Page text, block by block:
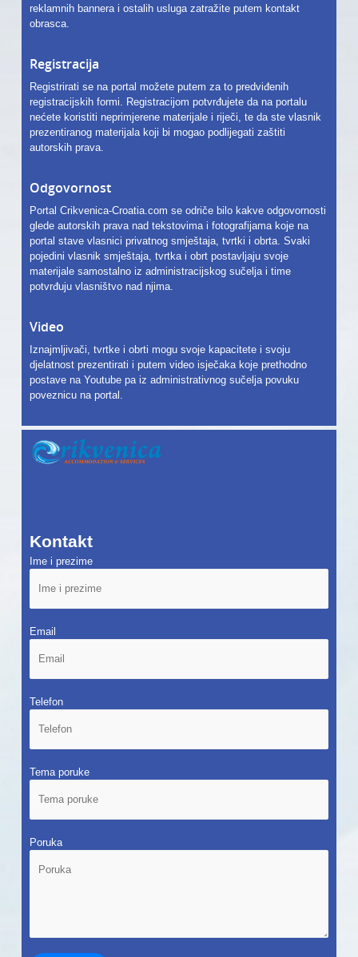
reklamnih bannera i ostalih usluga zatražite putem kontakt
obrasca.
Registracija
Registrirati se na portal možete putem za to predviđenih
registracijskih formi. Registracijom potvrđujete da na portalu
nećete koristiti neprimjerene materijale i riječi, te da ste vlasnik
prezentiranog materijala koji bi mogao podlijegati zaštiti
autorskih prava.
Odgovornost
Portal Crikvenica-Croatia.com se odriče bilo kakve odgovornosti
glede autorskih prava nad tekstovima i fotografijama koje na
portal stave vlasnici privatnog smještaja, tvrtki i obrta. Svaki
pojedini vlasnik smještaja, tvrtka i obrt postavljaju svoje
materijale samostalno iz administracijskog sučelja i time
potvrđuju vlasništvo nad njima.
Video
Iznajmljivači, tvrtke i obrti mogu svoje kapacitete i svoju
djelatnost prezentirati i putem video isječaka koje prethodno
postave na Youtube pa iz administrativnog sučelja povuku
poveznicu na portal.
Kontakt
Ime i prezime
Email
Telefon
Tema poruke
Poruka